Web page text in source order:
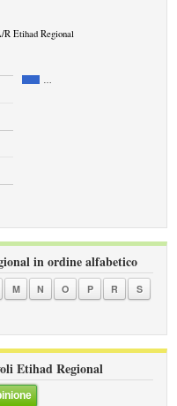
Etihad Regional
in ordine alfabetico
M N O P R
S
Etihad Regional